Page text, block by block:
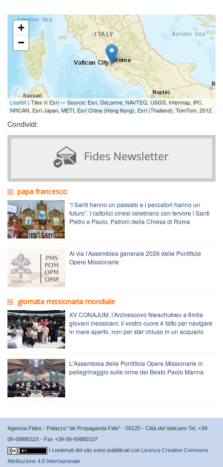
+
−
Leaflet | Tiles © Esri — Source: Esri, DeLorme, NAVTEQ, USGS, Intermap, iPC,
NRCAN, Esri Japan, METI, Esri China (Hong Kong), Esri (Thailand), TomTom, 2012
Condividi:
papa francesco
“I Santi hanno un passato e i peccatori hanno un
futuro”. I cattolici cinesi celebrano con fervore i Santi
Pietro e Paolo, Patroni della Chiesa di Roma
Al via l’Assemblea generale 2026 delle Pontificie
Opere Missionarie
giornata missionaria mondiale
XV CONAJUM, l’Arcivescovo Nwachukwu a 6mila
giovani messicani: il vostro cuore è fatto per navigare
in mare aperto, non per star chiuso in un acquario
L'Assemblea delle Pontificie Opere Missionarie in
pellegrinaggio sulle orme del Beato Paolo Manna
Agenzia Fides - Palazzo “de Propaganda Fide” - 00120 - Città del Vaticano Tel. +39-
06-69880115 - Fax +39-06-69880107
I contenuti del sito sono pubblicati con Licenza Creative Commons
Attribuzione 4.0 Internazionale